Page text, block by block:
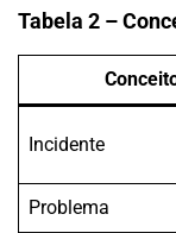
Tabela 2 –
Incidente
Problema